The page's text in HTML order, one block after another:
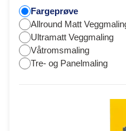
Fargeprøve
Allround Matt
Ultramatt Veggmaling
Våtromsmaling
Tre- og Panelmaling